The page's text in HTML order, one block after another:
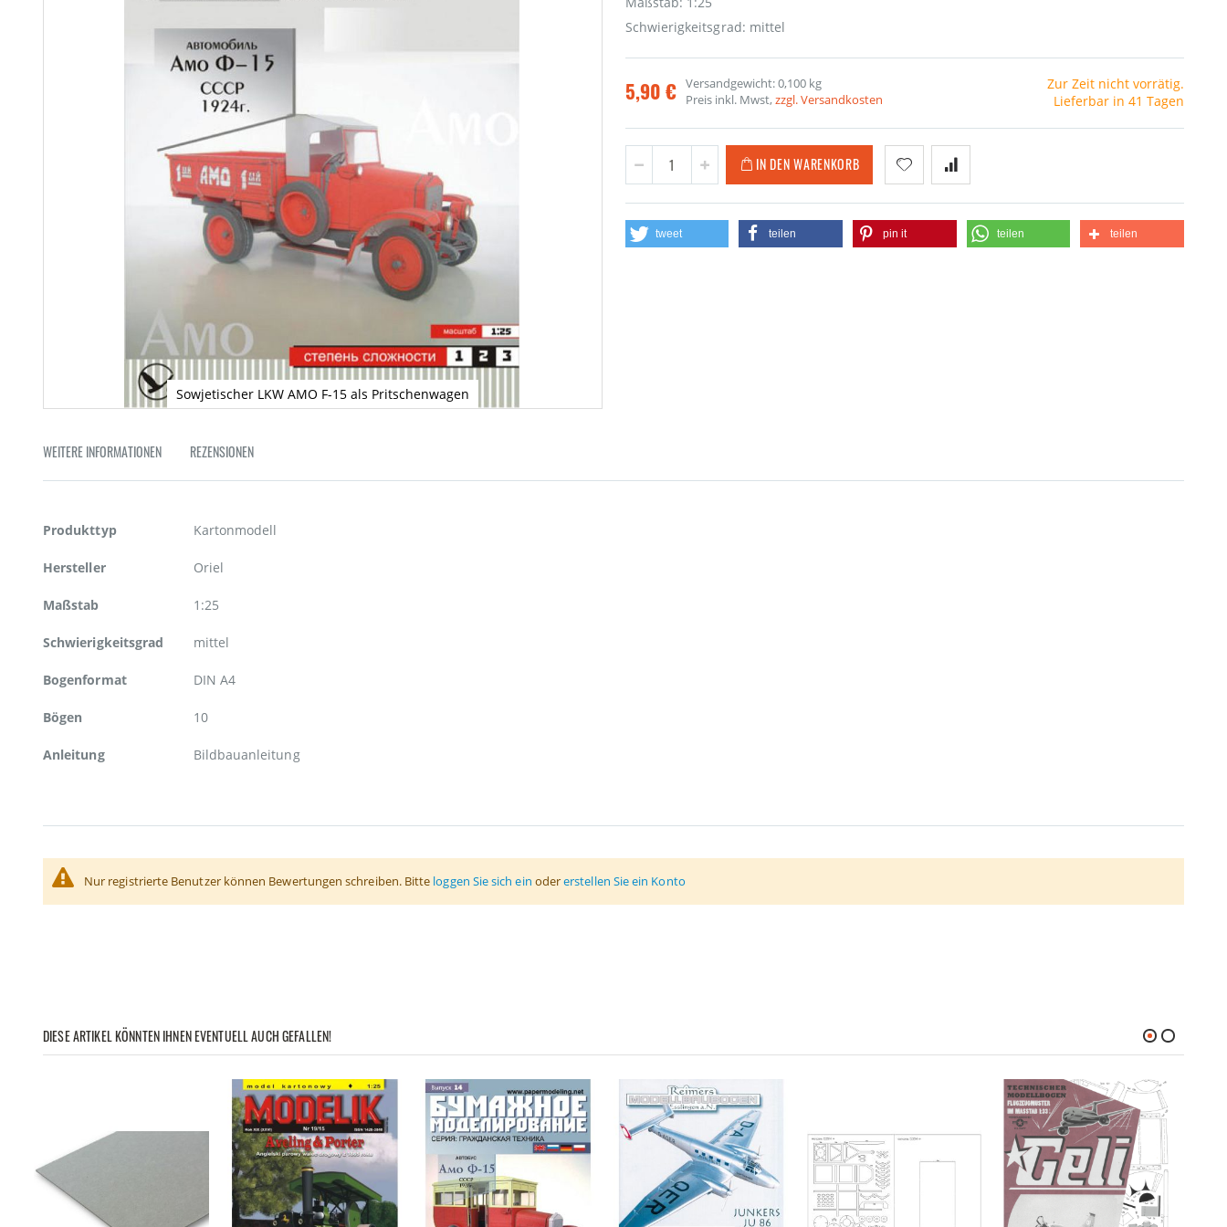
Sowjetischer LKW AMO F-15 als Pritschenwagen
der
springen
Schwierigkeitsgrad: mittel
5,90 € Versandgewicht: 0,100 kg
Preis inkl. Mwst,zzgl. Versandkosten
Zur Zeit nicht vorrätig.
Lieferbar in 41 Tagen
IN DEN WARENKORB
tweet teilen pin it teilen teilen
WEITERE INFORMATIONEN REZENSIONEN
Weitere
Produkttyp Kartonmodell
Hersteller Oriel
Maßstab 1:25
Schwierigkeitsgrad mittel
Bogenformat DIN A4
Bögen 10
Anleitung Bildbauanleitung
Nur registrierte Benutzer können Bewertungen schreiben. Bitte loggen Sie sich ein odererstellen Sie ein Konto
DIESE ARTIKEL KÖNNTEN IHNEN EVENTUELL AUCH GEFALLEN!